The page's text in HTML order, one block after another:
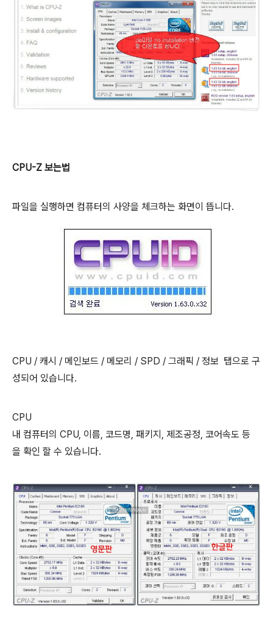
CPU-Z 보는법
파일을 실행하면 컴퓨터의 사양을 체크하는 화면이 뜹니다.
CPU / 캐시 / 메인보드 / 메모리 / SPD / 그래픽 / 정보 탭으로 구
성되어 있습니다.
CPU
내 컴퓨터의 CPU, 이름, 코드명, 패키지, 제조공정, 코어속도 등
을 확인 할 수 있습니다.